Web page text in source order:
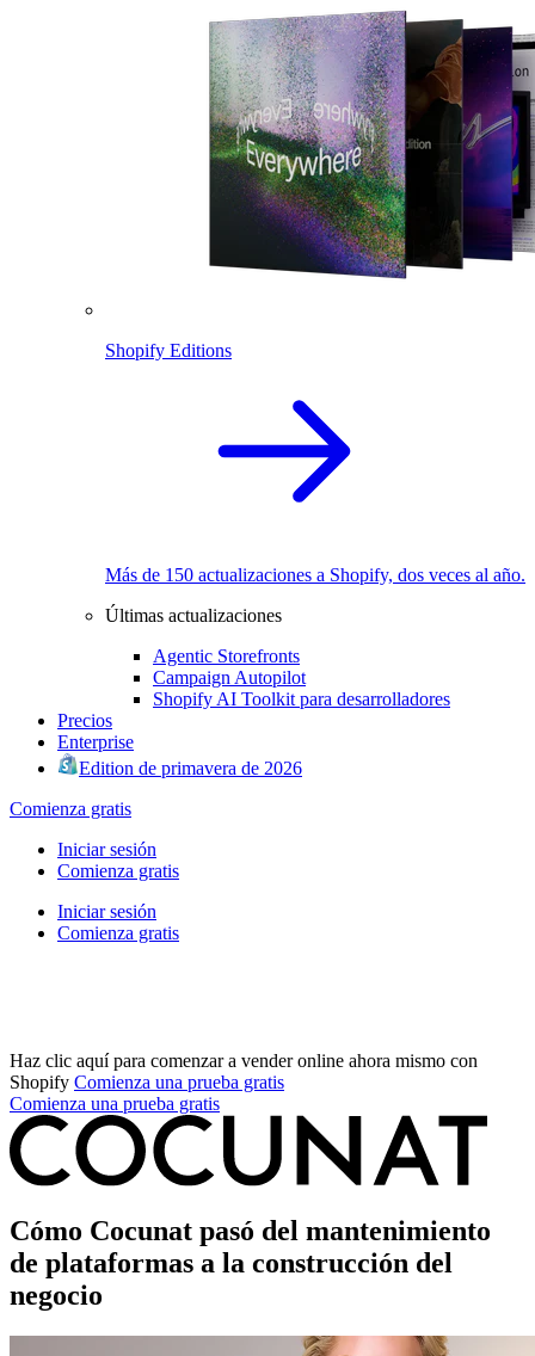
Shopify Editions
Más de 150 actualizaciones a Shopify, dos veces al año.
Últimas actualizaciones
Agentic Storefronts
Campaign Autopilot
Shopify AI Toolkit para desarrolladores
Precios
Enterprise
Edition de primavera de 2026
Comienza gratis
Iniciar sesión
Comienza gratis
Iniciar sesión
Comienza gratis
Haz clic aquí para comenzar a vender online ahora mismo con
Shopify Comienza una prueba gratis
Comienza una prueba gratis
Cómo Cocunat pasó del mantenimiento
de plataformas a la construcción del
negocio